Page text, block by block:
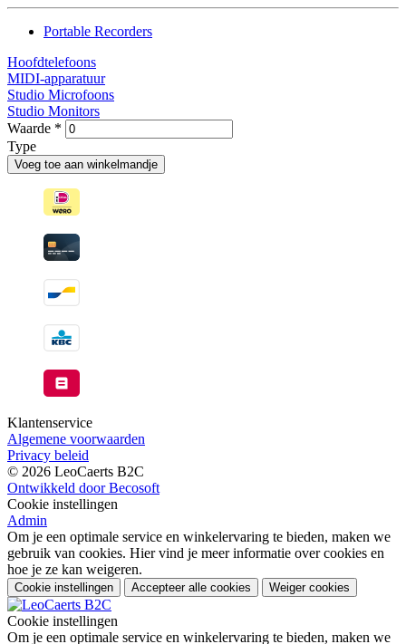
Portable Recorders
Hoofdtelefoons
MIDI-apparatuur
Studio Microfoons
Studio Monitors
Waarde *
Type
Voeg toe aan winkelmandje
Klantenservice
Algemene voorwaarden
Privacy beleid
© 2026 LeoCaerts B2C
Ontwikkeld door Becosoft
Cookie instellingen
Admin
Om je een optimale service en winkelervaring te bieden, maken we
gebruik van cookies. Hier vind je meer informatie over cookies en
hoe je ze kan weigeren.
Cookie instellingen Accepteer alle cookies Weiger cookies
Cookie instellingen
Om je een optimale service en winkelervaring te bieden, maken we